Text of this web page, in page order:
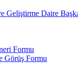
Geliştirme Daire
Formu
Görüş Formu